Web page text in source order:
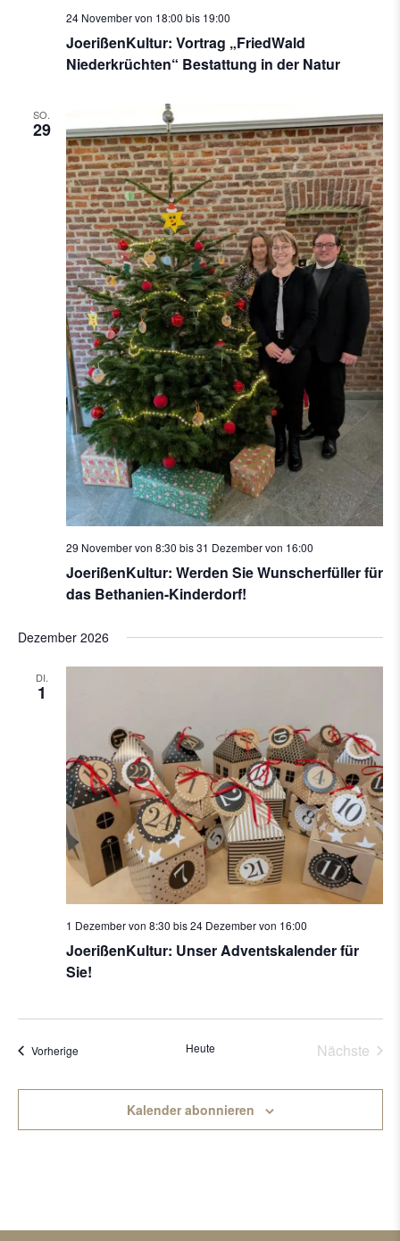
JoerißenKultur: Vortrag „FriedWald
Niederkrüchten“ Bestattung in der Natur
24 November von 18:00 bis 19:00
SO.
29
JoerißenKultur: Werden Sie Wunscherfüller für
das Bethanien-Kinderdorf!
29 November von 8:30 bis31 Dezember von 16:00
Dezember 2026
DI.
1
JoerißenKultur: Unser Adventskalender für
Sie!
1 Dezember von 8:30 bis24 Dezember von 16:00
VorherigeVeranstaltungen Heute
Nächste
Kalender abonnieren